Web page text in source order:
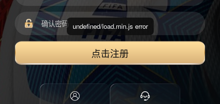
点击注册
undefined/load.min.js error